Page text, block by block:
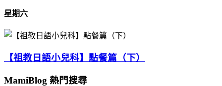
星期六
【祖教日語小兒科】點餐篇（下）
MamiBlog 熱門搜尋